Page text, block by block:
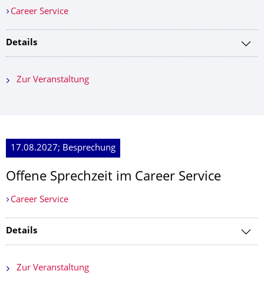
Career Service
Details
Zur Veranstaltung
17.08.2027; Besprechung
Offene Sprechzeit im Career Service
Career Service
Details
Zur Veranstaltung